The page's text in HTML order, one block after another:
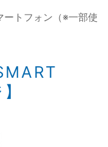
ートフォン（※一部使